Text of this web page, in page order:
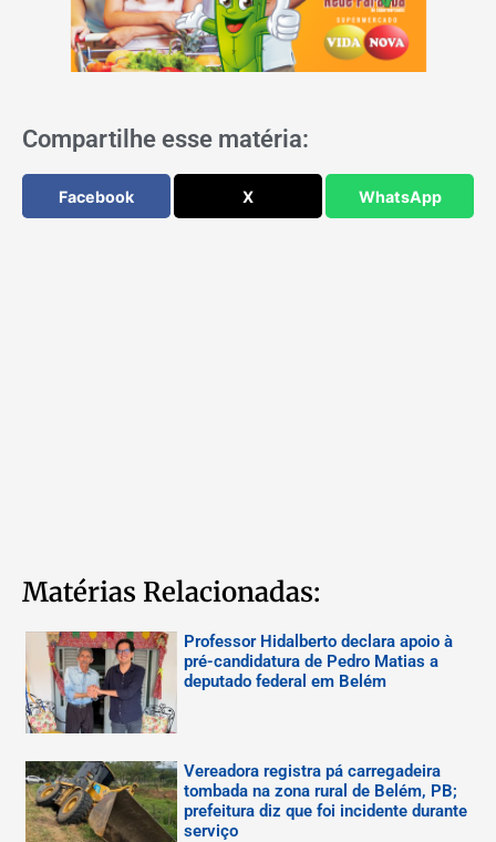
Compartilhe esse matéria:
Facebook X WhatsApp
Matérias Relacionadas:
Professor Hidalberto declara apoio à
pré-candidatura de Pedro Matias a
deputado federal em Belém
Vereadora registra pá carregadeira
tombada na zona rural de Belém, PB;
prefeitura diz que foi incidente durante
serviço